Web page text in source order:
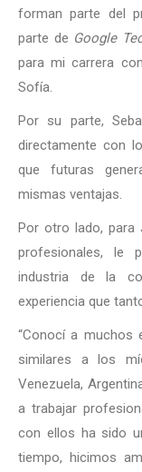
forman parte del
parte de Google
para mi carrera
Sofía.
Por su parte,
directamente con
que futuras
mismas ventajas.
Por otro lado, para
profesionales, le
industria de la
experiencia que
“Conocí a muchos
similares a los
Venezuela,
a trabajar
con ellos ha sido
tiempo, hicimos